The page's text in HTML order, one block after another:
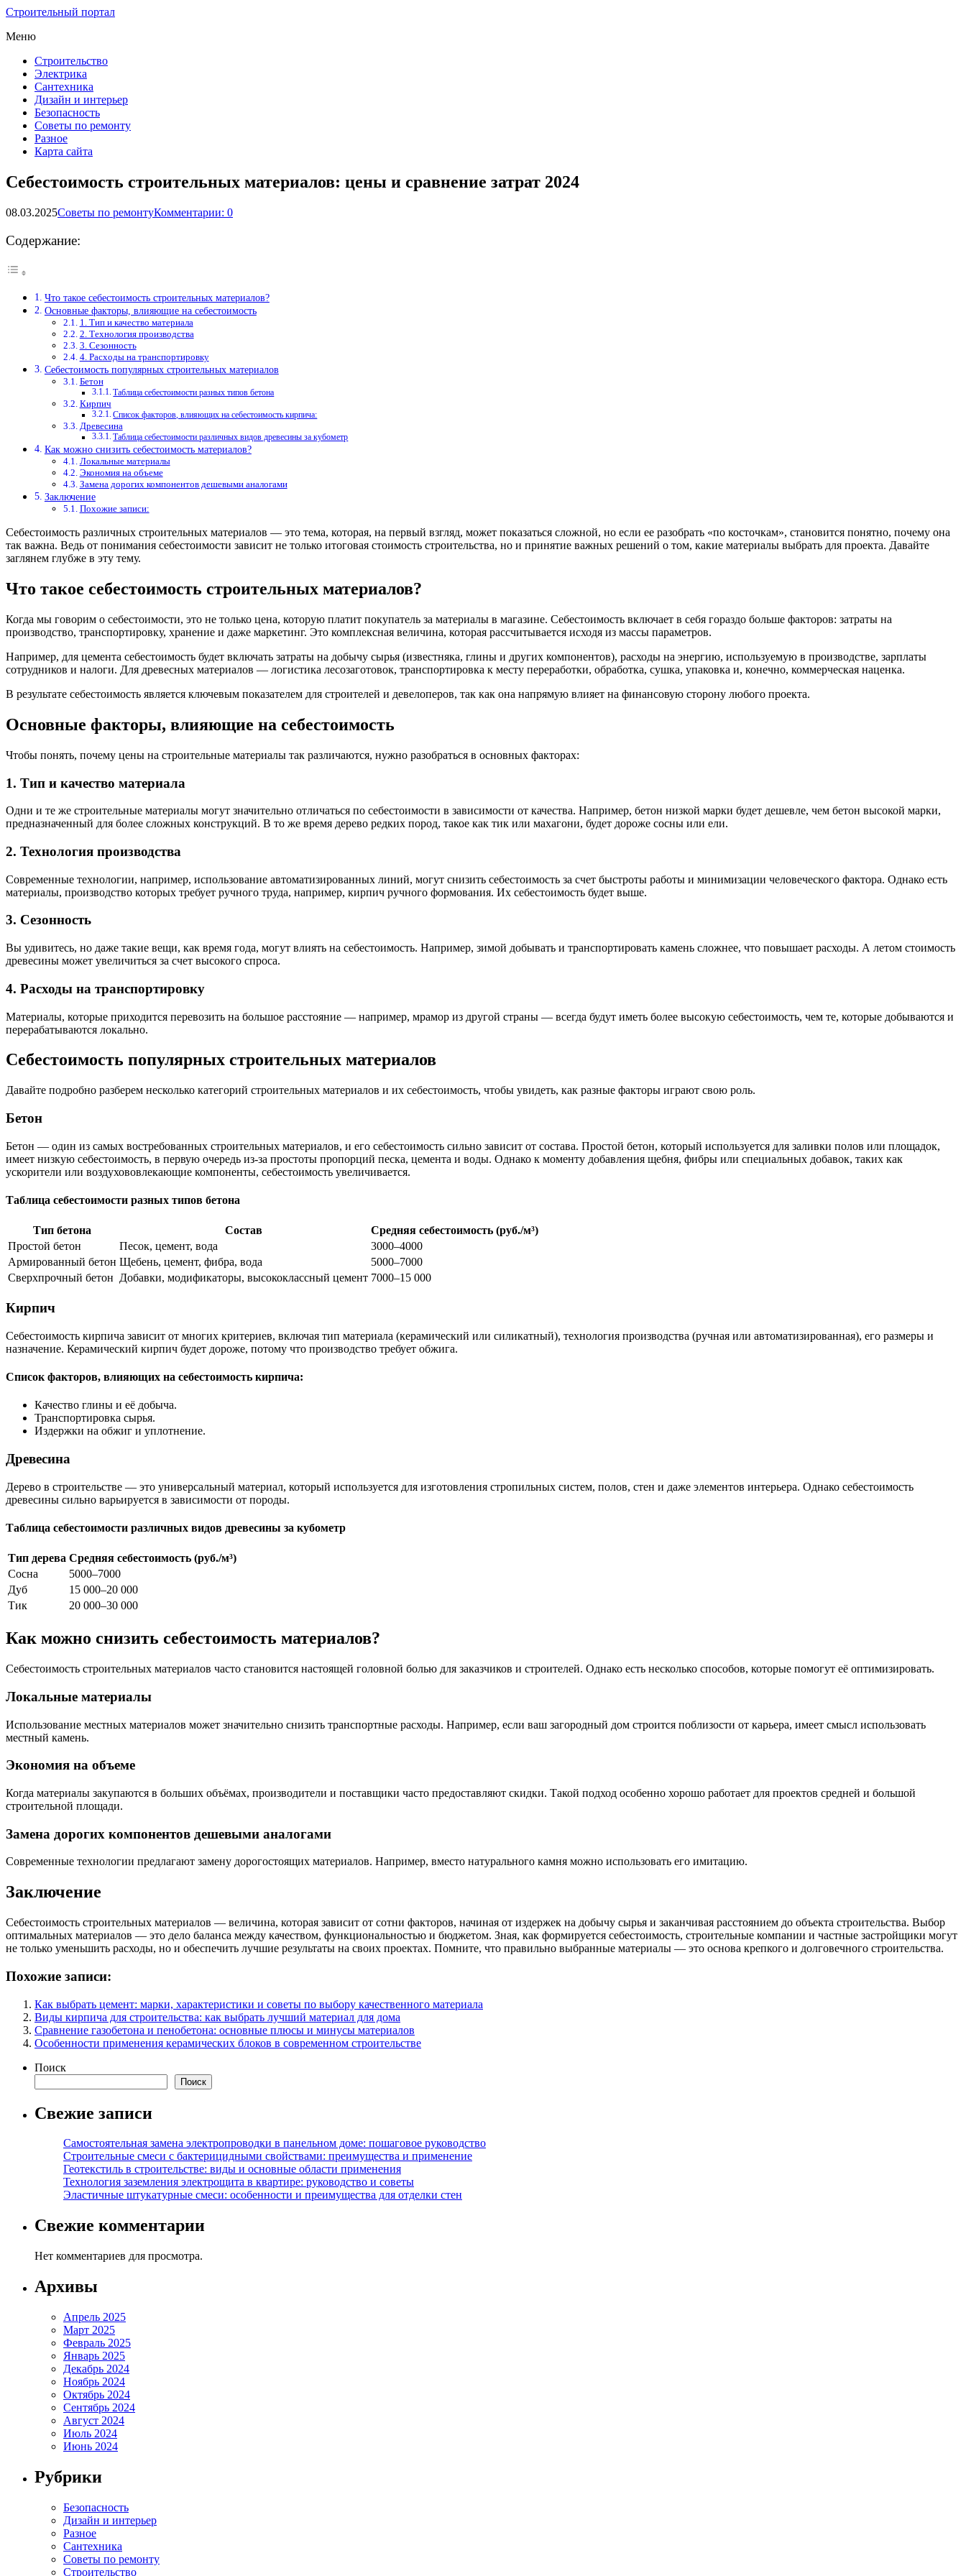
Строительный портал
Меню
Строительство
Электрика
Сантехника
Дизайн и интерьер
Безопасность
Советы по ремонту
Разное
Карта сайта
Себестоимость строительных материалов: цены и сравнение затрат 2024
08.03.2025Советы по ремонтуКомментарии: 0
Содержание:
Что такое себестоимость строительных материалов?
Основные факторы, влияющие на себестоимость
1. Тип и качество материала
2. Технология производства
3. Сезонность
4. Расходы на транспортировку
Себестоимость популярных строительных материалов
Бетон
Таблица себестоимости разных типов бетона
Кирпич
Список факторов, влияющих на себестоимость кирпича:
Древесина
Таблица себестоимости различных видов древесины за кубометр
Как можно снизить себестоимость материалов?
Локальные материалы
Экономия на объеме
Замена дорогих компонентов дешевыми аналогами
Заключение
Похожие записи:
Себестоимость различных строительных материалов — это тема, которая, на первый взгляд, может показаться сложной, но если ее разобрать «по косточкам», становится понятно, почему она
так важна. Ведь от понимания себестоимости зависит не только итоговая стоимость строительства, но и принятие важных решений о том, какие материалы выбрать для проекта. Давайте
заглянем глубже в эту тему.
Что такое себестоимость строительных материалов?
Когда мы говорим о себестоимости, это не только цена, которую платит покупатель за материалы в магазине. Себестоимость включает в себя гораздо больше факторов: затраты на
производство, транспортировку, хранение и даже маркетинг. Это комплексная величина, которая рассчитывается исходя из массы параметров.
Например, для цемента себестоимость будет включать затраты на добычу сырья (известняка, глины и других компонентов), расходы на энергию, используемую в производстве, зарплаты
сотрудников и налоги. Для древесных материалов — логистика лесозаготовок, транспортировка к месту переработки, обработка, сушка, упаковка и, конечно, коммерческая наценка.
В результате себестоимость является ключевым показателем для строителей и девелоперов, так как она напрямую влияет на финансовую сторону любого проекта.
Основные факторы, влияющие на себестоимость
Чтобы понять, почему цены на строительные материалы так различаются, нужно разобраться в основных факторах:
1. Тип и качество материала
Одни и те же строительные материалы могут значительно отличаться по себестоимости в зависимости от качества. Например, бетон низкой марки будет дешевле, чем бетон высокой марки,
предназначенный для более сложных конструкций. В то же время дерево редких пород, такое как тик или махагони, будет дороже сосны или ели.
2. Технология производства
Современные технологии, например, использование автоматизированных линий, могут снизить себестоимость за счет быстроты работы и минимизации человеческого фактора. Однако есть
материалы, производство которых требует ручного труда, например, кирпич ручного формования. Их себестоимость будет выше.
3. Сезонность
Вы удивитесь, но даже такие вещи, как время года, могут влиять на себестоимость. Например, зимой добывать и транспортировать камень сложнее, что повышает расходы. А летом стоимость
древесины может увеличиться за счет высокого спроса.
4. Расходы на транспортировку
Материалы, которые приходится перевозить на большое расстояние — например, мрамор из другой страны — всегда будут иметь более высокую себестоимость, чем те, которые добываются и
перерабатываются локально.
Себестоимость популярных строительных материалов
Давайте подробно разберем несколько категорий строительных материалов и их себестоимость, чтобы увидеть, как разные факторы играют свою роль.
Бетон
Бетон — один из самых востребованных строительных материалов, и его себестоимость сильно зависит от состава. Простой бетон, который используется для заливки полов или площадок,
имеет низкую себестоимость, в первую очередь из-за простоты пропорций песка, цемента и воды. Однако к моменту добавления щебня, фибры или специальных добавок, таких как
ускорители или воздухововлекающие компоненты, себестоимость увеличивается.
Таблица себестоимости разных типов бетона
Тип бетона Состав
Средняя себестоимость (руб./м³)
Простой бетон
Песок, цемент, вода
3000–4000
Армированный бетон Щебень, цемент, фибра, вода
5000–7000
Сверхпрочный бетон Добавки, модификаторы, высококлассный цемент 7000–15 000
Кирпич
Себестоимость кирпича зависит от многих критериев, включая тип материала (керамический или силикатный), технология производства (ручная или автоматизированная), его размеры и
назначение. Керамический кирпич будет дороже, потому что производство требует обжига.
Список факторов, влияющих на себестоимость кирпича:
Качество глины и её добыча.
Транспортировка сырья.
Издержки на обжиг и уплотнение.
Древесина
Дерево в строительстве — это универсальный материал, который используется для изготовления стропильных систем, полов, стен и даже элементов интерьера. Однако себестоимость
древесины сильно варьируется в зависимости от породы.
Таблица себестоимости различных видов древесины за кубометр
Тип дерева Средняя себестоимость (руб./м³)
Сосна
5000–7000
Дуб
15 000–20 000
Тик
20 000–30 000
Как можно снизить себестоимость материалов?
Себестоимость строительных материалов часто становится настоящей головной болью для заказчиков и строителей. Однако есть несколько способов, которые помогут её оптимизировать.
Локальные материалы
Использование местных материалов может значительно снизить транспортные расходы. Например, если ваш загородный дом строится поблизости от карьера, имеет смысл использовать
местный камень.
Экономия на объеме
Когда материалы закупаются в больших объёмах, производители и поставщики часто предоставляют скидки. Такой подход особенно хорошо работает для проектов средней и большой
строительной площади.
Замена дорогих компонентов дешевыми аналогами
Современные технологии предлагают замену дорогостоящих материалов. Например, вместо натурального камня можно использовать его имитацию.
Заключение
Себестоимость строительных материалов — величина, которая зависит от сотни факторов, начиная от издержек на добычу сырья и заканчивая расстоянием до объекта строительства. Выбор
оптимальных материалов — это дело баланса между качеством, функциональностью и бюджетом. Зная, как формируется себестоимость, строительные компании и частные застройщики могут
не только уменьшить расходы, но и обеспечить лучшие результаты на своих проектах. Помните, что правильно выбранные материалы — это основа крепкого и долговечного строительства.
Похожие записи:
Как выбрать цемент: марки, характеристики и советы по выбору качественного материала
Виды кирпича для строительства: как выбрать лучший материал для дома
Сравнение газобетона и пенобетона: основные плюсы и минусы материалов
Особенности применения керамических блоков в современном строительстве
Поиск
Поиск
Свежие записи
Самостоятельная замена электропроводки в панельном доме: пошаговое руководство
Строительные смеси с бактерицидными свойствами: преимущества и применение
Геотекстиль в строительстве: виды и основные области применения
Технология заземления электрощита в квартире: руководство и советы
Эластичные штукатурные смеси: особенности и преимущества для отделки стен
Свежие комментарии
Нет комментариев для просмотра.
Архивы
Апрель 2025
Март 2025
Февраль 2025
Январь 2025
Декабрь 2024
Ноябрь 2024
Октябрь 2024
Сентябрь 2024
Август 2024
Июль 2024
Июнь 2024
Рубрики
Безопасность
Дизайн и интерьер
Разное
Сантехника
Советы по ремонту
Строительство